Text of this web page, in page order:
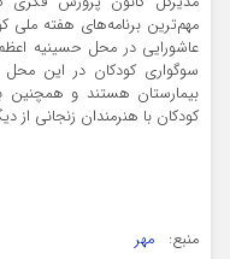
مهم‌ترین برنامه‌های هفته ملی
عاشورایی در محل حسینیه
سوگواری کودکان در این
بیمارستان هستند و همچنین
کودکان با هنرمندان زنجانی
منبع: مهر